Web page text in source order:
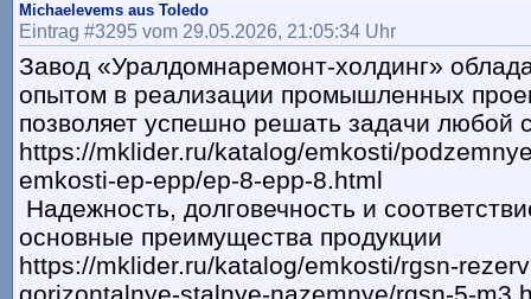
Michaelevems aus Toledo
Eintrag #3295 vom 29.05.2026, 21:05:34 Uhr
Завод «Уралдомнаремонт-холдинг»
опытом в реализации промышленных
позволяет успешно решать задачи любой
https://mklider.ru/katalog/emkosti/
emkosti-ep-epp/ep-8-epp-8.html
Надежность, долговечность и
основные преимущества продукции
https://mklider.ru/katalog/emkosti/rgsn-